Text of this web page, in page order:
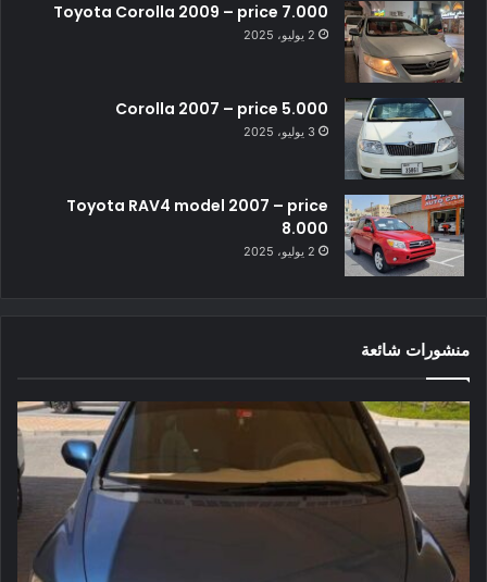
Toyota Corolla 2009 – price 7.000
2 يوليو، 2025
Corolla 2007 – price 5.000
3 يوليو، 2025
Toyota RAV4 model 2007 – price
8.000
2 يوليو، 2025
منشورات شائعة